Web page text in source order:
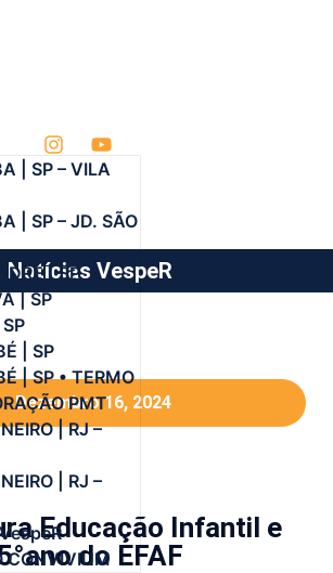
| SP – VILA
| SP – JD. SÃO
| SP
| SP
| SP
| SP • TERMO
PMT
| RJ –
| RJ –
CONVIVIUM
Notícias VespeR
Dezembro 16, 2024
Educação Infantil e
do EFAF